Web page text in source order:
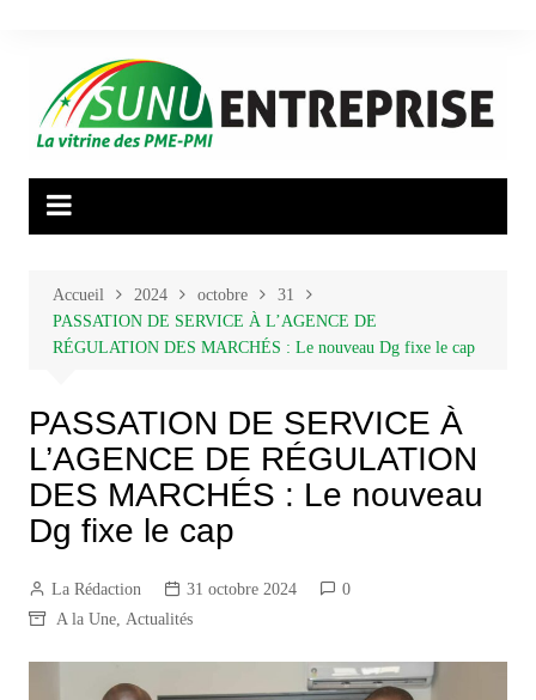
Accueil 2024 octobre
31
PASSATION DE SERVICE À L’AGENCE DE
RÉGULATION DES MARCHÉS : Le nouveau Dg fixe le cap
PASSATION DE SERVICE À
L’AGENCE DE RÉGULATION
DES MARCHÉS : Le nouveau
Dg fixe le cap
La Rédaction 31 octobre 2024
0
A la Une, Actualités